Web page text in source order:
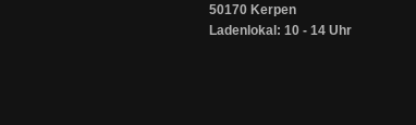
50170 Kerpen
Ladenlokal: 10 - 14 Uhr